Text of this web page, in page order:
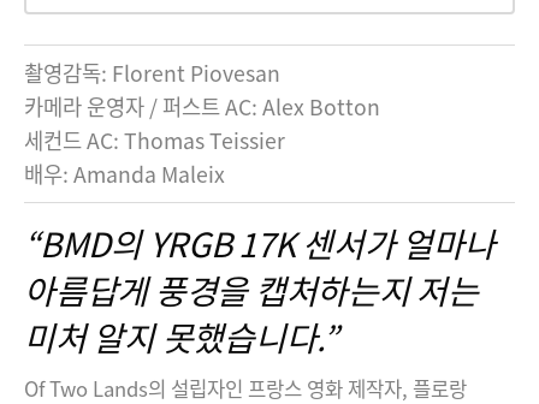
촬영감독: Florent Piovesan
카메라 운영자 / 퍼스트 AC: Alex Botton
세컨드 AC: Thomas Teissier
배우: Amanda Maleix
“BMD의 YRGB 17K 센서가 얼마나
아름답게 풍경을 캡처하는지 저는
미처 알지 못했습니다.”
Of Two Lands의 설립자인 프랑스 영화 제작자, 플로랑